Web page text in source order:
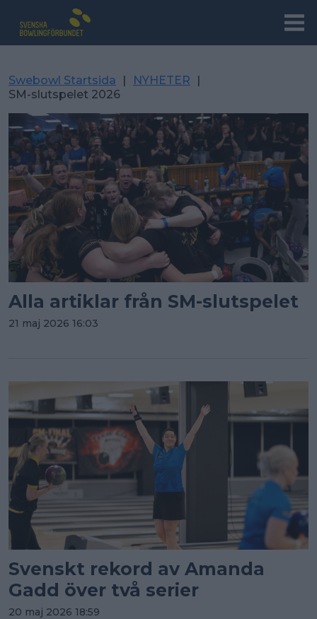
Swebowl Startsida | NYHETER
|
SM-slutspelet 2026
Alla artiklar från SM-slutspelet
21 maj 2026 16:03
Svenskt rekord av Amanda
Gadd över två serier
20 maj 2026 18:59